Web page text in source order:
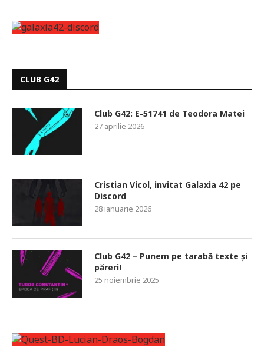
CLUB G42
Club G42: E-51741 de Teodora Matei
27 aprilie 2026
Cristian Vicol, invitat Galaxia 42 pe
Discord
28 ianuarie 2026
Club G42 – Punem pe tarabă texte și
păreri!
25 noiembrie 2025